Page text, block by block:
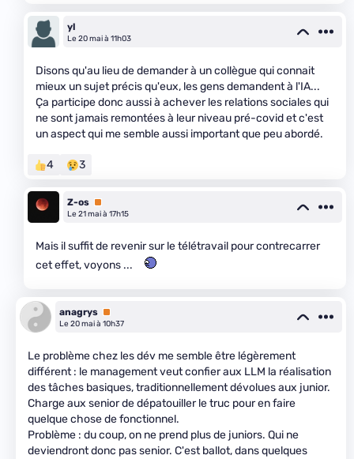
yl
Le 20 mai à 11h03
Disons qu'au lieu de demander à un collègue qui connait
mieux un sujet précis qu'eux, les gens demandent à l'IA...
Ça participe donc aussi à achever les relations sociales qui
ne sont jamais remontées à leur niveau pré-covid et c'est
un aspect qui me semble aussi important que peu abordé.
4 3
Z-os Premium
Le 21 mai à 17h15
Mais il suffit de revenir sur le télétravail pour contrecarrer
cet effet, voyons ...
anagrys Premium
Le 20 mai à 10h37
Le problème chez les dév me semble être légèrement
différent : le management veut confier aux LLM la réalisation
des tâches basiques, traditionnellement dévolues aux junior.
Charge aux senior de dépatouiller le truc pour en faire
quelque chose de fonctionnel.
Problème : du coup, on ne prend plus de juniors. Qui ne
deviendront donc pas senior. C'est ballot, dans quelques